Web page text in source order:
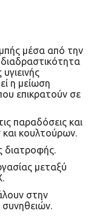
μέσα από την
διαδραστικότητα
η μείωση
επικρατούν σε
παραδόσεις και
και κουλτούρων.
διατροφής.
μεταξύ
στην
συνηθειών.